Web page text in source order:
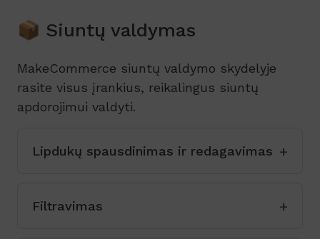
📦 Siuntų valdymas
MakeCommerce siuntų valdymo skydelyje
rasite visus įrankius, reikalingus siuntų
apdorojimui valdyti.
Lipdukų spausdinimas ir redagavimas
Filtravimas